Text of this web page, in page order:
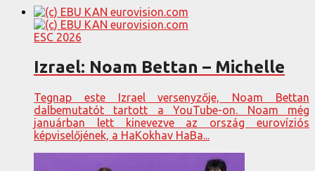
ESC 2026
Izrael: Noam Bettan – Michelle
Tegnap este Izrael versenyzője, Noam Bettan
dalbemutatót tartott a YouTube-on. Noam még
januárban lett kinevezve az ország eurovíziós
képviselőjének, a HaKokhav HaBa...